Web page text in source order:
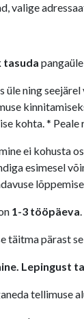
valige
tasuda
ning
kohta. *
ei kohusta
esimesel
1-3 tööpäeva.
täitma pärast
Lepingust
tellimuse